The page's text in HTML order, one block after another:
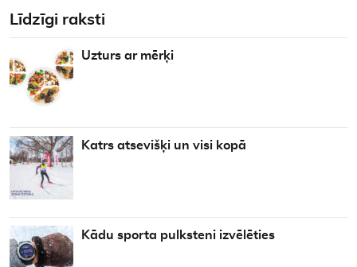
Līdzīgi raksti
Uzturs ar mērķi
Katrs atsevišķi un visi kopā
Kādu sporta pulksteni izvēlēties